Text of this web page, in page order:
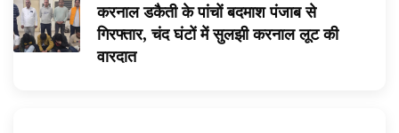
करनाल डकैती के पांचों बदमाश पंजाब से
गिरफ्तार, चंद घंटों में सुलझी करनाल लूट की
वारदात